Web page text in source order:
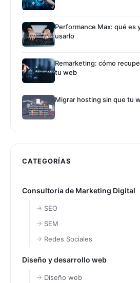
Performance Max: qué es
usarlo
Remarketing: cómo
tu web
Migrar hosting sin que tu
CATEGORÍAS
Consultoría de Marketing Digital
SEO
SEM
Redes Sociales
Diseño y desarrollo web
Diseño web